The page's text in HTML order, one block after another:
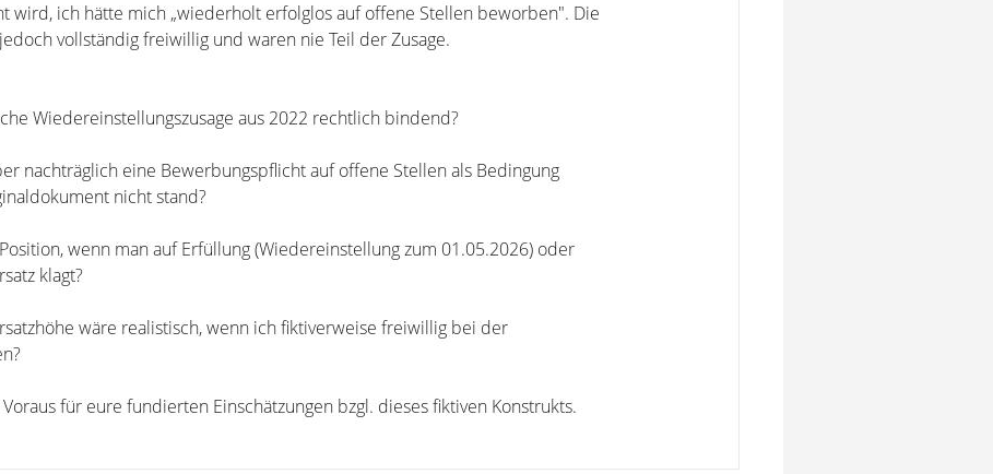
wird, ich hätte mich „wiederholt erfolglos auf offene Stellen beworben". Die
vollständig freiwillig und waren nie Teil der Zusage.
Wiedereinstellungszusage aus 2022 rechtlich bindend?
nachträglich eine Bewerbungspflicht auf offene Stellen als Bedingung
nicht stand?
wenn man auf Erfüllung (Wiedereinstellung zum 01.05.2026) oder
klagt?
wäre realistisch, wenn ich fiktiverweise freiwillig bei der
für eure fundierten Einschätzungen bzgl. dieses fiktiven Konstrukts.